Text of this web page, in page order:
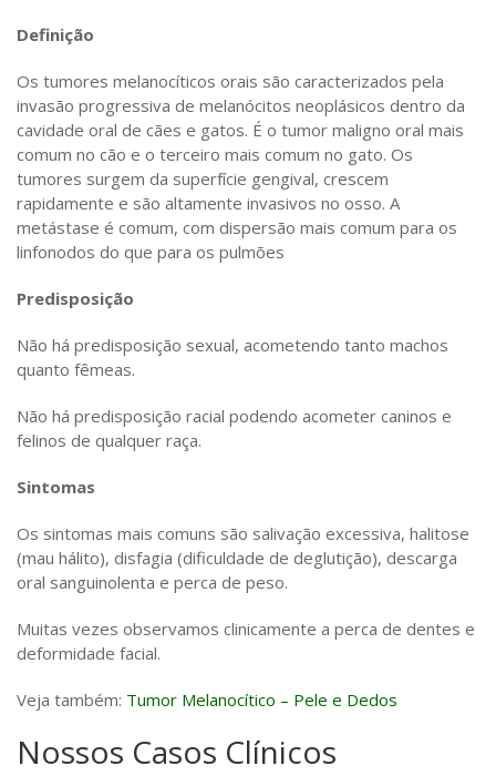
Definição
Os tumores melanocíticos orais são caracterizados pela
invasão progressiva de melanócitos neoplásicos dentro da
cavidade oral de cães e gatos. É o tumor maligno oral mais
comum no cão e o terceiro mais comum no gato. Os
tumores surgem da superfície gengival, crescem
rapidamente e são altamente invasivos no osso. A
metástase é comum, com dispersão mais comum para os
linfonodos do que para os pulmões
Predisposição
Não há predisposição sexual, acometendo tanto machos
quanto fêmeas.
Não há predisposição racial podendo acometer caninos e
felinos de qualquer raça.
Sintomas
Os sintomas mais comuns são salivação excessiva, halitose
(mau hálito), disfagia (dificuldade de deglutição), descarga
oral sanguinolenta e perca de peso.
Muitas vezes observamos clinicamente a perca de dentes e
deformidade facial.
Veja também: Tumor Melanocítico – Pele e Dedos
Nossos Casos Clínicos